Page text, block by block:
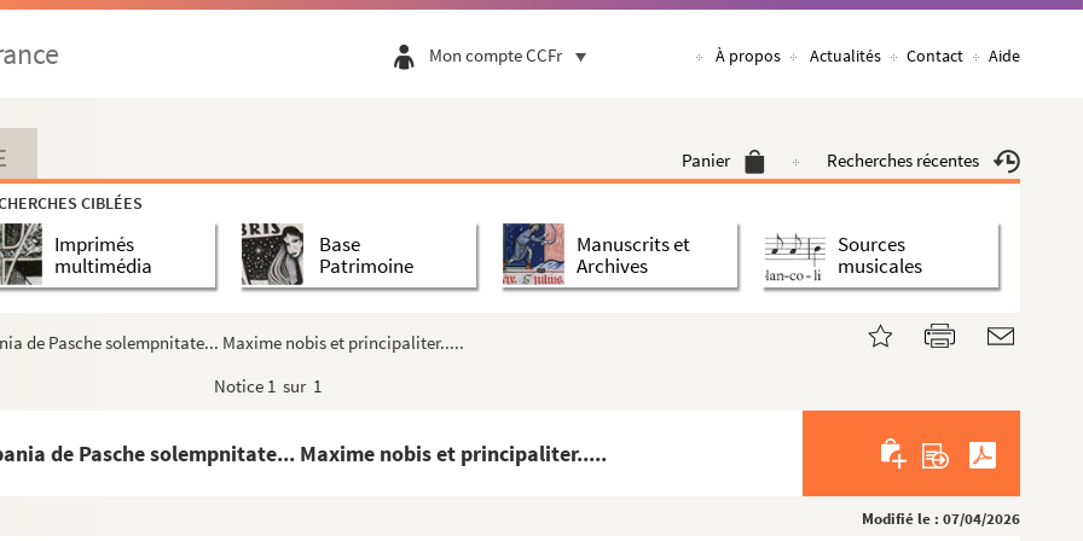
Mon compte CCFr À propos Actualités Contact Aide
Panier Recherches récentes
CIBLÉES
Imprimés
multimédia
Base
Patrimoine
Manuscrits et
Archives
Sources
musicales
de Pasche solempnitate... Maxime nobis et principaliter.....
Notice 1 sur 1
de Pasche solempnitate... Maxime nobis et principaliter.....
Modifié le : 07/04/2026
des termes d'histoire naturelle